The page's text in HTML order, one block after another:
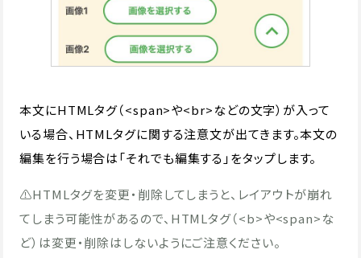
本文にHTMLタグ（<span>や<br>などの文字）が入って
いる場合、HTMLタグに関する注意文が出てきます。本文の
編集を行う場合は「それでも編集する」をタップします。
⚠️HTMLタグを変更・削除してしまうと、レイアウトが崩れ
てしまう可能性があるので、HTMLタグ（<b>や<span>な
ど）は変更・削除はしないようにご注意ください。